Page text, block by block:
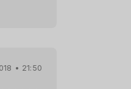
• 21:50